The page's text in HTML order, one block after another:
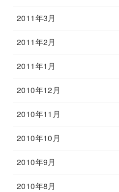
2011年3月
2011年2月
2011年1月
2010年12月
2010年11月
2010年10月
2010年9月
2010年8月